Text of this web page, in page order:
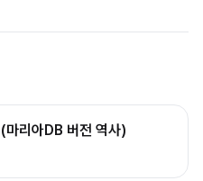
리아DB 버전 역사)